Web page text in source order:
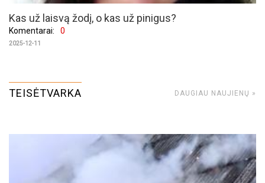
Kas už laisvą žodį, o kas už pinigus?
Komentarai: 0
2025-12-11
TEISĖTVARKA DAUGIAU NAUJIENŲ »